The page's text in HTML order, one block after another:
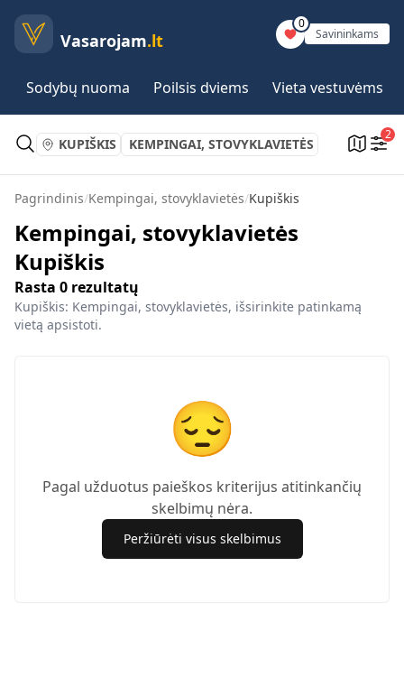
Vasarojam.lt
0
Savininkams
Sodybų nuoma Poilsis dviems Vieta vestuvėms
KUPIŠKIS KEMPINGAI, STOVYKLAVIETĖS
2
Pagrindinis/Kempingai, stovyklavietės/Kupiškis
Kempingai, stovyklavietės
Kupiškis
Rasta 0 rezultatų
Kupiškis: Kempingai, stovyklavietės, išsirinkite patinkamą
vietą apsistoti.
😔
Pagal užduotus paieškos kriterijus atitinkančių
skelbimų nėra.
Peržiūrėti visus skelbimus